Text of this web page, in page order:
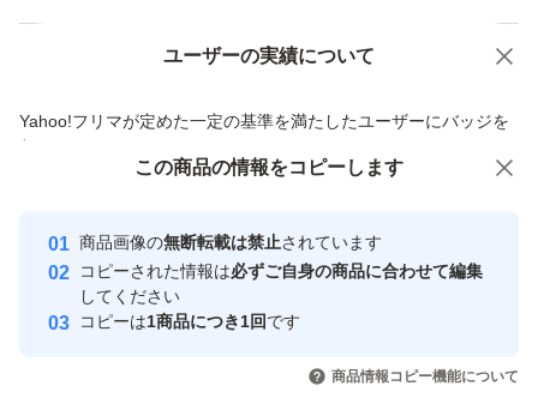
◎即購入可能です。
輸送中にドライソーセージの油が溶け出す場合がございま
て、パリッとした食感にもどり
美味しくいただけます。
直射日光および高温多湿の所を避け、常温で保存して下さ
ユーザーの実績について
Yahoo!フリマが定めた一定の基準を満たしたユーザーにバッジを
付与しています
安心取引出品者
心・安全なユーザーです
取引実績
引を完了させた実績があります
価格の相談 商品への質問
この商品の情報をコピーします
商品画像の無断転載は禁止されています
コピーされた情報は必ずご自身の商品に合わせて編集
してください
コピーは1商品につき1回です
商品情報コピー機能について
この商品をみている人にオススメ